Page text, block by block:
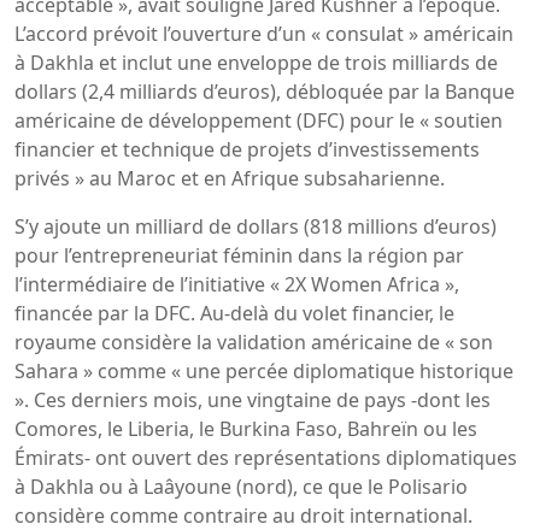
L’accord prévoit l’ouverture d’un « consulat » américain
à Dakhla et inclut une enveloppe de trois milliards de
dollars (2,4 milliards d’euros), débloquée par la Banque
américaine de développement (DFC) pour le « soutien
financier et technique de projets d’investissements
privés » au Maroc et en Afrique subsaharienne.
S’y ajoute un milliard de dollars (818 millions d’euros)
pour l’entrepreneuriat féminin dans la région par
l’intermédiaire de l’initiative « 2X Women Africa »,
financée par la DFC. Au-delà du volet financier, le
royaume considère la validation américaine de « son
Sahara » comme « une percée diplomatique historique
». Ces derniers mois, une vingtaine de pays -dont les
Comores, le Liberia, le Burkina Faso, Bahreïn ou les
Émirats- ont ouvert des représentations diplomatiques
à Dakhla ou à Laâyoune (nord), ce que le Polisario
considère comme contraire au droit international.